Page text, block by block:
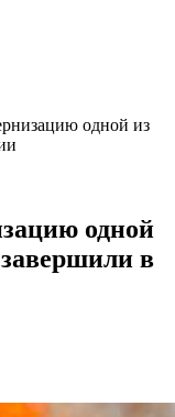
одной из
одной
в